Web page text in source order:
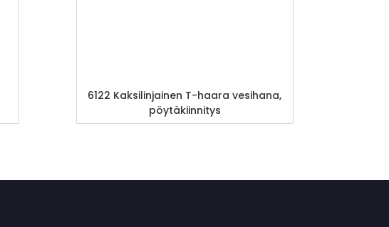
6122 Kaksilinjainen T-haara vesihana,
pöytäkiinnitys